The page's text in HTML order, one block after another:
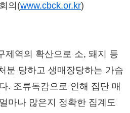
의(www.cbck.or.kr)
제역의 확산으로 소, 돼지 등
분 당하고 생매장당하는 가슴
. 조류독감으로 인해 집단 매
마나 많은지 정확한 집계도